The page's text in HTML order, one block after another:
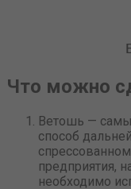
Что можно
Ветошь —
способ
предприятия,
необходимо